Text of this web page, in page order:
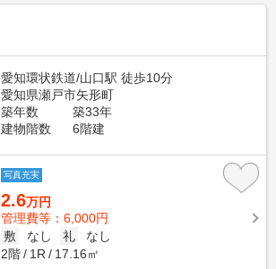
愛知環状鉄道/山口駅 徒歩10分
愛知県瀬戸市矢形町
築年数
築33年
建物階数
6階建
写真充実
2.6万円
管理費等：6,000円
敷
なし 礼
なし
2階
1R 17.16㎡